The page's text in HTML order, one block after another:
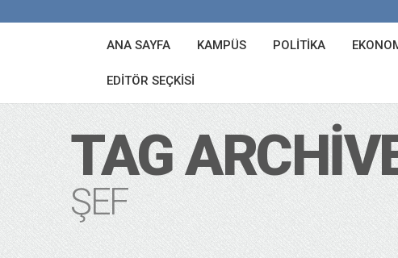
ANA SAYFA KAMPÜS POLITIKA
EDITÖR SEÇKISI
TAG
ŞEF